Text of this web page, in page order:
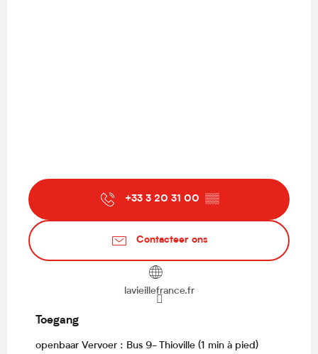
+33 3 20 31 00 ▒▒
Contacteer ons
lavieillefrance.fr
Toegang
Toegang
openbaar Vervoer : Bus 9- Thioville (1 min à pied)